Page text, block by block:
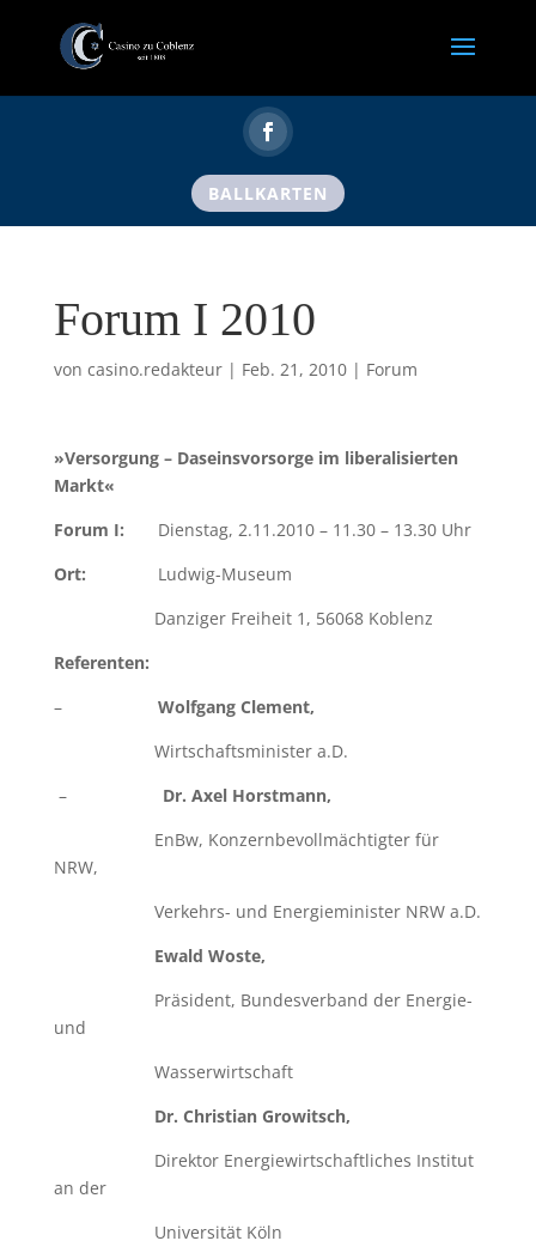
BALLKARTEN
Forum I 2010
von casino.redakteur| Feb. 21, 2010| Forum
»Versorgung – Daseinsvorsorge im liberalisierten
Markt«
Forum I: Dienstag, 2.11.2010 – 11.30 – 13.30 Uhr
Ort: Ludwig-Museum
Danziger Freiheit 1, 56068 Koblenz
Referenten:
– Wolfgang Clement,
Wirtschaftsminister a.D.
– Dr. Axel Horstmann,
EnBw, Konzernbevollmächtigter für
NRW,
Verkehrs- und Energieminister NRW a.D.
Ewald Woste,
Präsident, Bundesverband der Energie-
und
Wasserwirtschaft
Dr. Christian Growitsch,
Direktor Energiewirtschaftliches Institut
an der
Universität Köln